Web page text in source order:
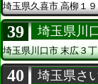
埼玉県久喜市高柳１
39 埼玉県川
埼玉県川口市末広３
40 埼玉県さ